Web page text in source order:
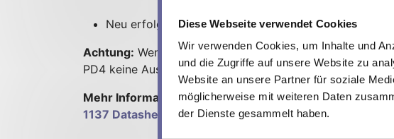
Diese Webseite verwendet Cookies
Wir verwenden Cookies, um Inhalte und
und die Zugriffe auf unsere Website zu
Website an unsere Partner für soziale
möglicherweise mit weiteren Daten
der Dienste gesammelt haben.
Neu erfolgt eine Standardbestückung mit
Achtung: Wenn Sie die Option LPC (Light Power
PD4 keine Auswirkungen auf Ihr Gerät. Eine Funktion
Mehr Informationen zum Hardware-Update und den
1137 Datasheet (PDF).